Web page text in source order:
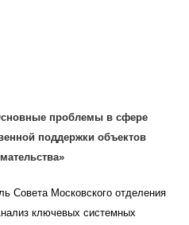
проблемы в сфере
поддержки объектов
Совета Московского отделения
ключевых системных